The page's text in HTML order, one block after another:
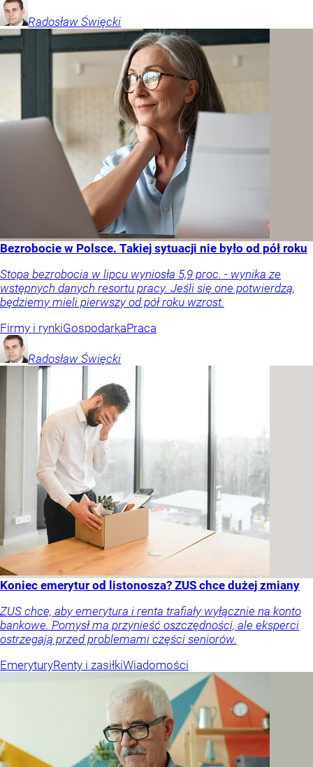
Radosław Święcki
Bezrobocie w Polsce. Takiej sytuacji nie było od pół roku
Stopa bezrobocia w lipcu wyniosła 5,9 proc. - wynika ze
wstępnych danych resortu pracy. Jeśli się one potwierdzą,
będziemy mieli pierwszy od pół roku wzrost.
Firmy i rynkiGospodarkaPraca
Radosław Święcki
Koniec emerytur od listonosza? ZUS chce dużej zmiany
ZUS chce, aby emerytura i renta trafiały wyłącznie na konto
bankowe. Pomysł ma przynieść oszczędności, ale eksperci
ostrzegają przed problemami części seniorów.
EmeryturyRenty i zasiłkiWiadomości